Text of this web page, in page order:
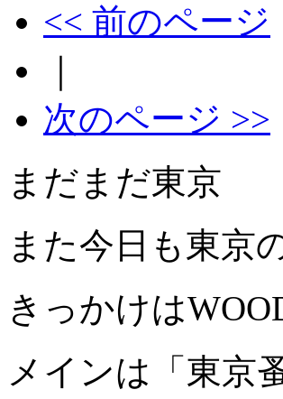
<< 前のページ
次のページ >>
まだまだ東京
また今日も東京
きっかけは
メインは「東京